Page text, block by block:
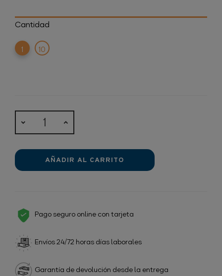
Cantidad
1
10
AÑADIR AL CARRITO
Pago seguro online con tarjeta
Envíos 24/72 horas días laborales
Garantía de devolución desde la entrega